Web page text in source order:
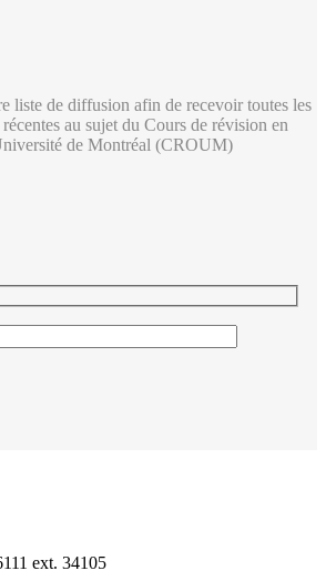
liste de diffusion afin de recevoir toutes les
au sujet du Cours de révision en
de Montréal (CROUM)
ext. 34105